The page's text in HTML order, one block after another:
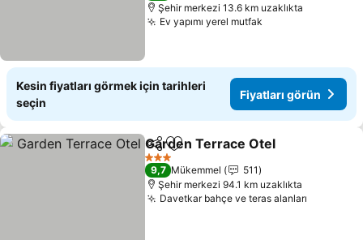
Şehir merkezi 13.6 km uzaklıkta
Ev yapımı yerel mutfak
Kesin fiyatları görmek için tarihleri
seçin
Fiyatları görün
PaylaşFavorilerime ekle
Garden Terrace Otel
3 Yıldız
9,7 Mükemmel
511
Şehir merkezi 94.1 km uzaklıkta
Davetkar bahçe ve teras alanları